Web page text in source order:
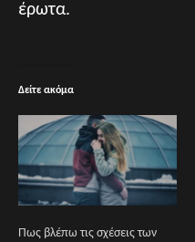
έρωτα.
Δείτε ακόμα
Πως βλέπω τις σχέσεις των